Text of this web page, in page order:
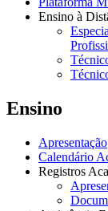
Ensino à
Ensino
Apresentação
Calendário
Registros